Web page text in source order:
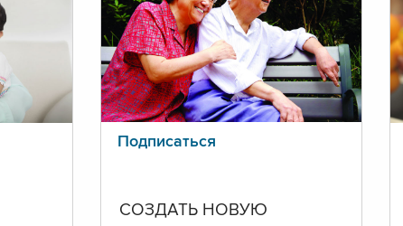
Подписаться
СОЗДАТЬ НОВУЮ